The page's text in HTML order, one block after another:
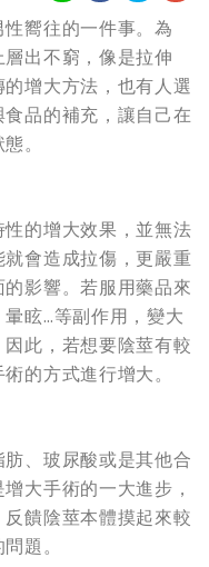
嚮往的一件事。為
出不窮，像是拉伸
增大方法，也有人選
品的補充，讓自己在
。
的增大效果，並無法
會造成拉傷，更嚴重
影響。若服用藥品來
眩…等副作用，變大
此，若想要陰莖有較
的方式進行增大。
、玻尿酸或是其他合
大手術的一大進步，
饋陰莖本體摸起來較
題。